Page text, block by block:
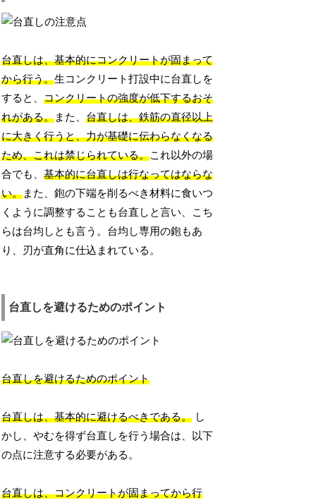
台直しは、基本的にコンクリートが固まって
から行う。生コンクリート打設中に台直しを
すると、コンクリートの強度が低下するおそ
れがある。また、台直しは、鉄筋の直径以上
に大きく行うと、力が基礎に伝わらなくなる
ため、これは禁じられている。これ以外の場
合でも、基本的に台直しは行なってはならな
い。また、鉋の下端を削るべき材料に食いつ
くように調整することも台直しと言い、こち
らは台均しとも言う。台均し専用の鉋もあ
り、刃が直角に仕込まれている。
台直しを避けるためのポイント
台直しを避けるためのポイント
台直しは、基本的に避けるべきである。 し
かし、やむを得ず台直しを行う場合は、以下
の点に注意する必要がある。
台直しは、コンクリートが固まってから行